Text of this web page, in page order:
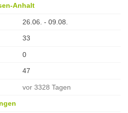
Anhalt
26.06. - 09.08.
33
0
47
vor 3328 Tagen